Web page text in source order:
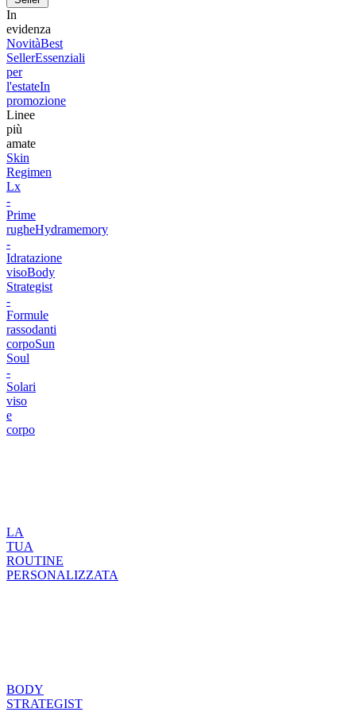
In
evidenza
NovitàBest
SellerEssenziali
per
l'estateIn
promozione
Linee
più
amate
Skin
Regimen
Lx
-
Prime
rugheHydramemory
-
Idratazione
visoBody
Strategist
-
Formule
rassodanti
corpoSun
Soul
-
Solari
viso
e
corpo
LA
TUA
ROUTINE
PERSONALIZZATA
BODY
STRATEGIST